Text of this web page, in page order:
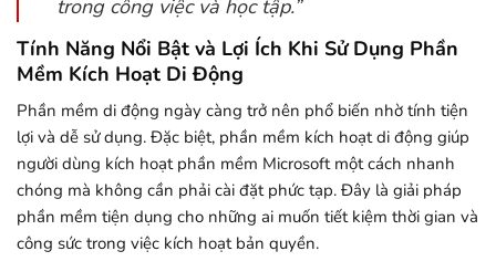
trong công việc và học tập.”
Tính Năng Nổi Bật và Lợi Ích Khi Sử Dụng Phần
Mềm Kích Hoạt Di Động
Phần mềm di động ngày càng trở nên phổ biến nhờ tính tiện
lợi và dễ sử dụng. Đặc biệt, phần mềm kích hoạt di động giúp
người dùng kích hoạt phần mềm Microsoft một cách nhanh
chóng mà không cần phải cài đặt phức tạp. Đây là giải pháp
phần mềm tiện dụng cho những ai muốn tiết kiệm thời gian và
công sức trong việc kích hoạt bản quyền.